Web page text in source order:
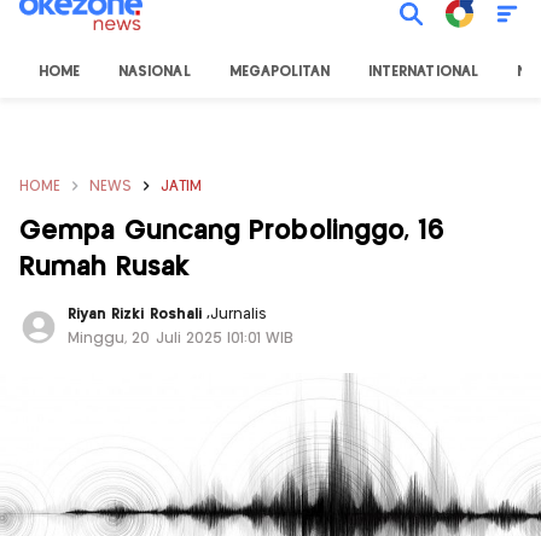
HOME NASIONAL MEGAPOLITAN INTERNATIONAL
HOME NEWS JATIM
Gempa Guncang Probolinggo, 16
Rumah Rusak
Riyan Rizki Roshali ,Jurnalis
Minggu, 20 Juli 2025 |01:01 WIB